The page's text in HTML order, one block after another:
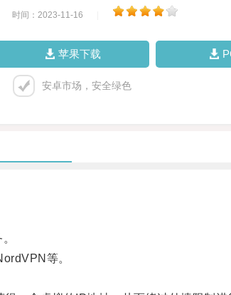
时间：2023-11-16
苹果下载
安卓市场，安全绿色
等。